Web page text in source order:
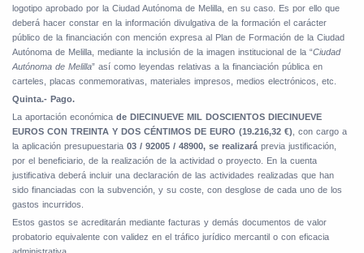
logotipo aprobado por la Ciudad Autónoma de Melilla, en su caso. Es por ello que
deberá hacer constar en la información divulgativa de la formación el carácter
público de la financiación con mención expresa al Plan de Formación de la Ciudad
Autónoma de Melilla, mediante la inclusión de la imagen institucional de la “Ciudad
Autónoma de Melilla” así como leyendas relativas a la financiación pública en
carteles, placas conmemorativas, materiales impresos, medios electrónicos, etc.
Quinta.- Pago.
La aportación económica de DIECINUEVE MIL DOSCIENTOS DIECINUEVE
EUROS CON TREINTA Y DOS CÉNTIMOS DE EURO (19.216,32 €) , con cargo a
la aplicación presupuestaria 03 / 92005 / 48900, se realizará previa justificación,
por el beneficiario, de la realización de la actividad o proyecto. En la cuenta
justificativa deberá incluir una declaración de las actividades realizadas que han
sido financiadas con la subvención, y su coste, con desglose de cada uno de los
gastos incurridos.
Estos gastos se acreditarán mediante facturas y demás documentos de valor
probatorio equivalente con validez en el tráfico jurídico mercantil o con eficacia